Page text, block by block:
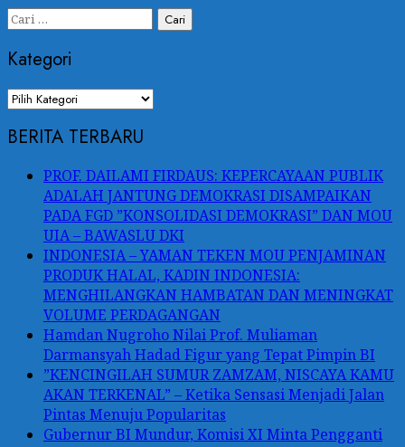
Cari
Kategori
Kategori
BERITA TERBARU
PROF. DAILAMI FIRDAUS: KEPERCAYAAN PUBLIK
ADALAH JANTUNG DEMOKRASI DISAMPAIKAN
PADA FGD ”KONSOLIDASI DEMOKRASI” DAN MOU
UIA – BAWASLU DKI
INDONESIA – YAMAN TEKEN MOU PENJAMINAN
PRODUK HALAL, KADIN INDONESIA:
MENGHILANGKAN HAMBATAN DAN MENINGKAT
VOLUME PERDAGANGAN
Hamdan Nugroho Nilai Prof. Muliaman
Darmansyah Hadad Figur yang Tepat Pimpin BI
”KENCINGILAH SUMUR ZAMZAM, NISCAYA KAMU
AKAN TERKENAL” – Ketika Sensasi Menjadi Jalan
Pintas Menuju Popularitas
Gubernur BI Mundur, Komisi XI Minta Pengganti